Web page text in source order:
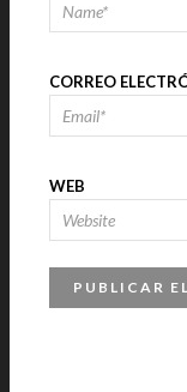
CORREO
WEB